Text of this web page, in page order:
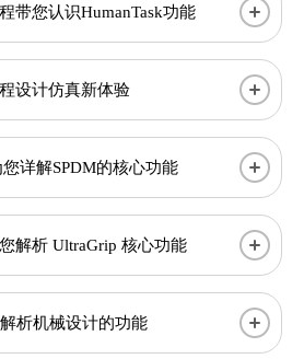
带您认识HumanTask功能
设计仿真新体验
详解SPDM的核心功能
解析 UltraGrip 核心功能
析机械设计的功能